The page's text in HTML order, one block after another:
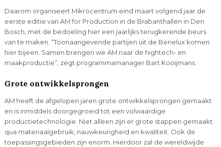
Daarom organiseert Mikrocentrum eind maart volgend jaar de
eerste editie van AM for Production in de Brabanthallen in Den
Bosch, met de bedoeling hier een jaarlijks terugkerende beurs
van te maken. “Toonaangevende partijen uit de Benelux komen
hier bijeen. Samen brengen we AM naar de hightech- en
maakproductie”, zegt programmamanager Bart Kooijmans.
Grote ontwikkelsprongen
AM heeft de afgelopen jaren grote ontwikkelsprongen gemaakt
en is inmiddels doorgegroeid tot een volwaardige
productietechnologie. Niet alleen zijn er grote stappen gemaakt
qua materiaalgebruik, nauwkeurigheid en kwaliteit. Ook de
toepassingsgebieden zijn enorm. Hierdoor zal de wereldwijde